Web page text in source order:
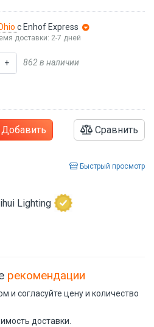
с Enhof Express
доставки: 2-7 дней
+ 862 в наличии
Добавить Сравнить
Быстрый просмотр
Lighting
рекомендации
и согласуйте цену и количество
доставки.